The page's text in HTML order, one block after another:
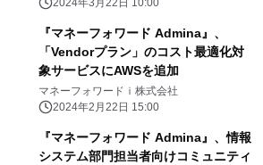
2024年3月22日 10:00
『マネーフォワード Admina』、
「Vendorプラン」のコスト最適化対
象サービスにAWSを追加
マネーフォワードｉ株式会社
2024年2月22日 15:00
『マネーフォワード Admina』、情報
システム部門担当者向けコミュニティ